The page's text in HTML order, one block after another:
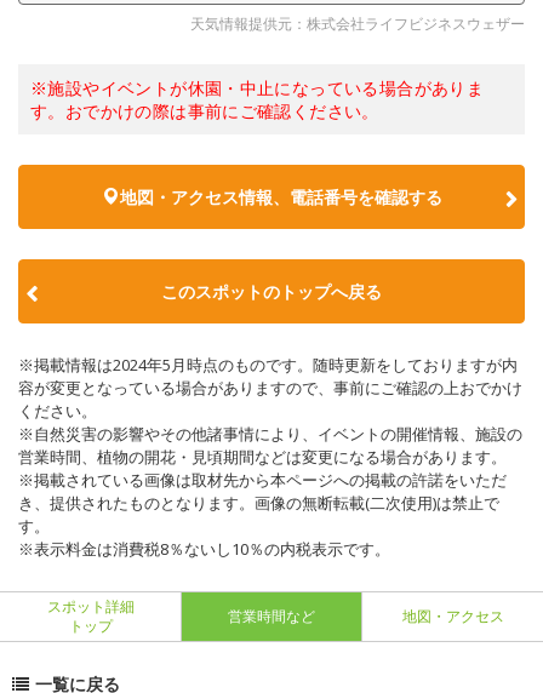
天気情報提供元：株式会社ライフビジネスウェザー
※施設やイベントが休園・中止になっている場合がありま
す。おでかけの際は事前にご確認ください。
地図・アクセス情報、電話番号を確認する
このスポットのトップへ戻る
※掲載情報は2024年5月時点のものです。随時更新をしておりますが内
容が変更となっている場合がありますので、事前にご確認の上おでかけ
ください。
※自然災害の影響やその他諸事情により、イベントの開催情報、施設の
営業時間、植物の開花・見頃期間などは変更になる場合があります。
※掲載されている画像は取材先から本ページへの掲載の許諾をいただ
き、提供されたものとなります。画像の無断転載(二次使用)は禁止で
す。
※表示料金は消費税8％ないし10％の内税表示です。
スポット詳細
トップ
営業時間など 地図・アクセス
一覧に戻る